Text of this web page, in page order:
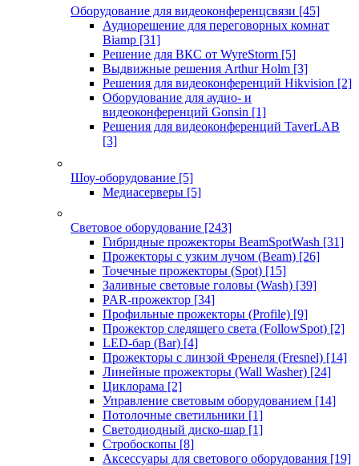
Оборудование для видеоконференцсвязи [45]
Аудиорешение для переговорных комнат
Biamp [31]
Решение для ВКС от WyreStorm [5]
Выдвижные решения Arthur Holm [3]
Решения для видеоконференций Hikvision [2]
Оборудование для аудио- и
видеоконференций Gonsin [1]
Решения для видеоконференций TaverLAB
[3]
Шоу-оборудование [5]
Медиасерверы [5]
Световое оборудование [243]
Гибридные прожекторы BeamSpotWash [31]
Прожекторы с узким лучом (Beam) [26]
Точечные прожекторы (Spot) [15]
Заливные световые головы (Wash) [39]
PAR-прожектор [34]
Профильные прожекторы (Profile) [9]
Прожектор следящего света (FollowSpot) [2]
LED-бар (Bar) [4]
Прожекторы с линзой Френеля (Fresnel) [14]
Линейные прожекторы (Wall Washer) [24]
Циклорама [2]
Управление световым оборудованием [14]
Потолочные светильники [1]
Светодиодный диско-шар [1]
Стробоскопы [8]
Аксессуары для светового оборудования [19]